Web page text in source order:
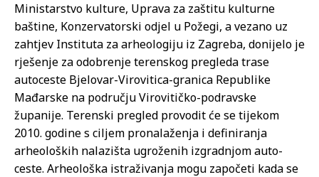
Ministarstvo kulture, Uprava za zaštitu kulturne
baštine, Konzervatorski odjel u Požegi, a vezano uz
zahtjev Instituta za arheologiju iz Zagreba, donijelo je
rješenje za odobrenje terenskog pregleda trase
autoceste Bjelovar-Virovitica-granica Republike
Mađarske na području Virovitičko-podravske
županije. Terenski pregled provodit će se tijekom
2010. godine s ciljem pronalaženja i definiranja
arheoloških nalazišta ugroženih izgradnjom auto-
ceste. Arheološka istraživanja mogu započeti kada se